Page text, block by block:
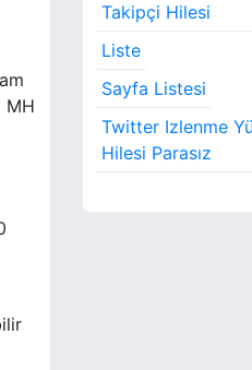
MH
Takipçi Hilesi
Liste
Sayfa Listesi
Twitter Izlenme
Hilesi Parasız